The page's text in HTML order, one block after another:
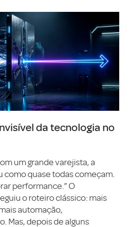
da tecnologia no
um grande varejista, a
como quase todas começam.
performance.” O
o roteiro clássico: mais
automação,
Mas, depois de alguns